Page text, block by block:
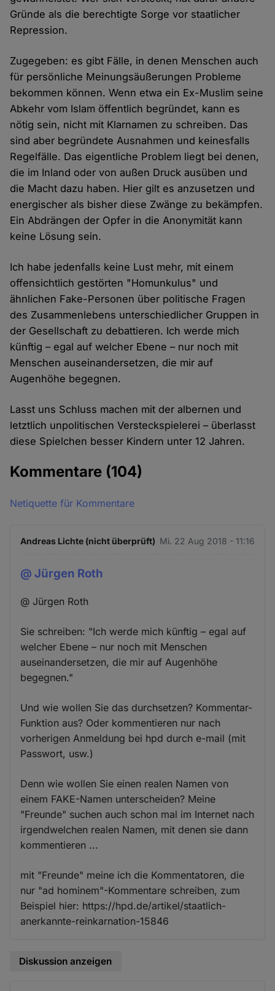
Gründe als die berechtigte Sorge vor staatlicher
Repression.
Zugegeben: es gibt Fälle, in denen Menschen auch
für persönliche Meinungsäußerungen Probleme
bekommen können. Wenn etwa ein Ex-Muslim seine
Abkehr vom Islam öffentlich begründet, kann es
nötig sein, nicht mit Klarnamen zu schreiben. Das
sind aber begründete Ausnahmen und keinesfalls
Regelfälle. Das eigentliche Problem liegt bei denen,
die im Inland oder von außen Druck ausüben und
die Macht dazu haben. Hier gilt es anzusetzen und
energischer als bisher diese Zwänge zu bekämpfen.
Ein Abdrängen der Opfer in die Anonymität kann
keine Lösung sein.
Ich habe jedenfalls keine Lust mehr, mit einem
offensichtlich gestörten "Homunkulus" und
ähnlichen Fake-Personen über politische Fragen
des Zusammenlebens unterschiedlicher Gruppen in
der Gesellschaft zu debattieren. Ich werde mich
künftig – egal auf welcher Ebene – nur noch mit
Menschen auseinandersetzen, die mir auf
Augenhöhe begegnen.
Lasst uns Schluss machen mit der albernen und
letztlich unpolitischen Versteckspielerei – überlasst
diese Spielchen besser Kindern unter 12 Jahren.
Kommentare (104)
Netiquette für Kommentare
Andreas Lichte (nicht überprüft) Mi. 22 Aug 2018 - 11:16
@ Jürgen Roth
@ Jürgen Roth
Sie schreiben: "Ich werde mich künftig – egal auf
welcher Ebene – nur noch mit Menschen
auseinandersetzen, die mir auf Augenhöhe
begegnen."
Und wie wollen Sie das durchsetzen? Kommentar-
Funktion aus? Oder kommentieren nur nach
vorherigen Anmeldung bei hpd durch e-mail (mit
Passwort, usw.)
Denn wie wollen Sie einen realen Namen von
einem FAKE-Namen unterscheiden? Meine
"Freunde" suchen auch schon mal im Internet nach
irgendwelchen realen Namen, mit denen sie dann
kommentieren ...
mit "Freunde" meine ich die Kommentatoren, die
nur "ad hominem"-Kommentare schreiben, zum
Beispiel hier: https://hpd.de/artikel/staatlich-
anerkannte-reinkarnation-15846
Diskussion anzeigen